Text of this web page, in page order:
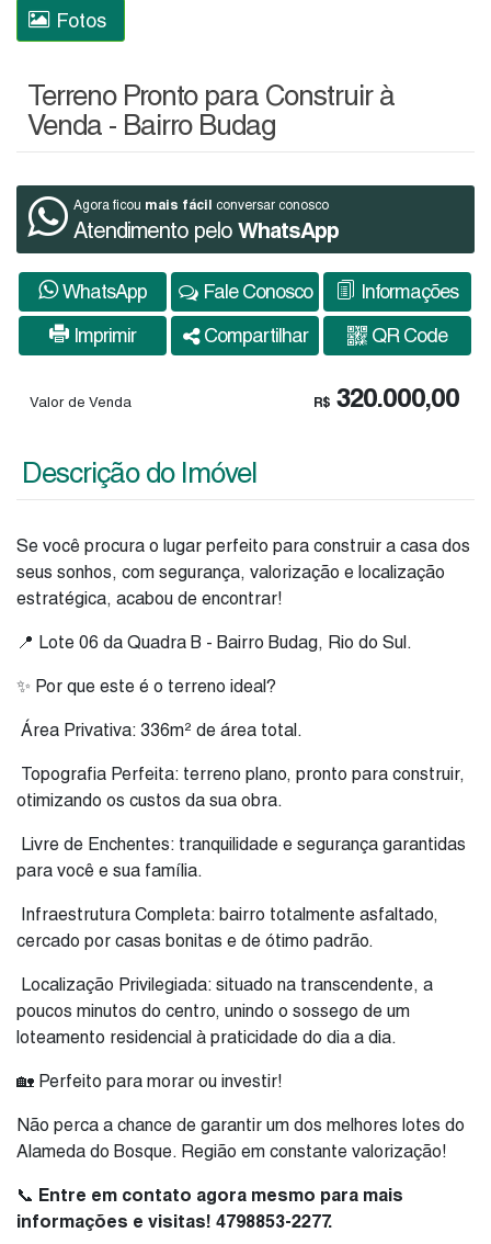
Fotos
Terreno Pronto para Construir à
Venda - Bairro Budag
Agora ficou mais fácil conversar conosco
Atendimento pelo WhatsApp
WhatsApp Fale Conosco
Informações
Imprimir
Compartilhar QR Code
R$ 320.000,00
Valor de Venda
Descrição do Imóvel
Se você procura o lugar perfeito para construir a casa dos
seus sonhos, com segurança, valorização e localização
estratégica, acabou de encontrar!
📍 Lote 06 da Quadra B - Bairro Budag, Rio do Sul.
✨ Por que este é o terreno ideal?
Área Privativa: 336m² de área total.
Topografia Perfeita: terreno plano, pronto para construir,
otimizando os custos da sua obra.
Livre de Enchentes: tranquilidade e segurança garantidas
para você e sua família.
Infraestrutura Completa: bairro totalmente asfaltado,
cercado por casas bonitas e de ótimo padrão.
Localização Privilegiada: situado na transcendente, a
poucos minutos do centro, unindo o sossego de um
loteamento residencial à praticidade do dia a dia.
🏡 Perfeito para morar ou investir!
Não perca a chance de garantir um dos melhores lotes do
Alameda do Bosque. Região em constante valorização!
​📞 Entre em contato agora mesmo para mais
informações e visitas! 4798853-2277.